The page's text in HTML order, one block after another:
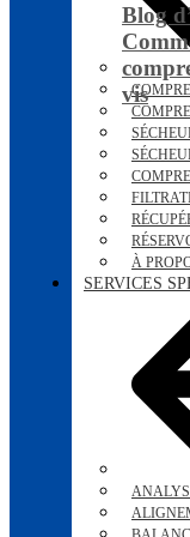
Blog
vis
À
SERVICES